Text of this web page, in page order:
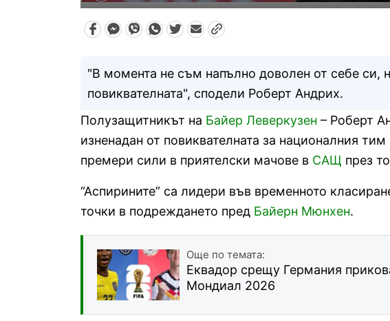
"В момента не съм напълно доволен от себе си,
повиквателната", сподели Роберт Андрих.
Полузащитникът на Байер Леверкузен – Роберт
изненадан от повиквателната за националния тим
премери сили в приятелски мачове в САЩ през
“Аспирините” са лидери във временното
точки в подреждането пред Байерн Мюнхен.
Още по темата:
Еквадор срещу Германия
Мондиал 2026